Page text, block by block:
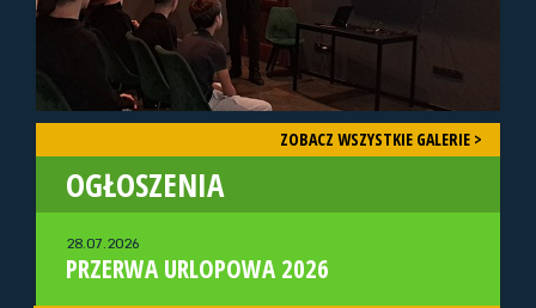
ZOBACZ WSZYSTKIE GALERIE >
OGŁOSZENIA
28.07.2026
PRZERWA URLOPOWA 2026